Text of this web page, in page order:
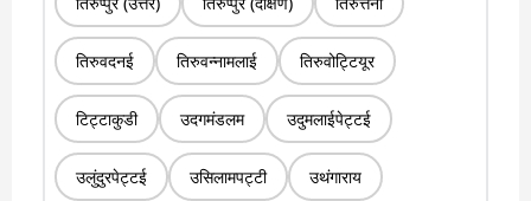
तिरुवदनई तिरुवन्नामलाई तिरुवोट्टियूर
टिट्टाकुडी उदगमंडलम उदुमलाईपेट्टई
उलुंदुरपेट्टई उसिलामपट्टी उथंगाराय